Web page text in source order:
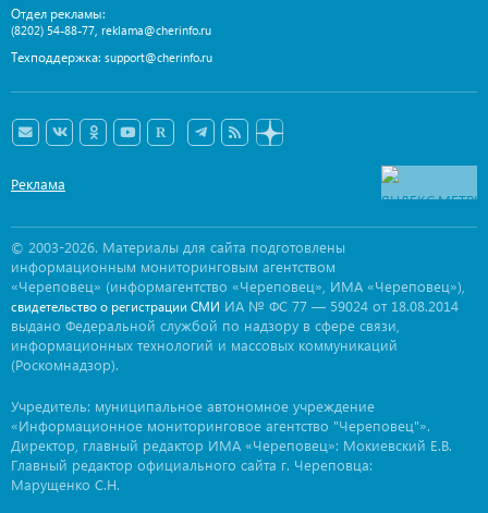
Отдел рекламы:
(8202) 54-88-77 reklama@cherinfo.ru
Техподдержка: support@cherinfo.ru
Реклама
© 2003-2026. Материалы для сайта подготовлены
информационным мониторинговым агентством
«Череповец» (информагентство «Череповец», ИМА «Череповец»),
свидетельство о регистрации СМИ ИА № ФС 77 — 59024 от 18.08.2014
выдано Федеральной службой по надзору в сфере связи,
информационных технологий и массовых коммуникаций
(Роскомнадзор).
Учредитель: муниципальное автономное учреждение
«Информационное мониторинговое агентство "Череповец"».
Директор, главный редактор ИМА «Череповец»: Мокиевский Е.В.
Главный редактор официального сайта г. Череповца:
Марущенко С.Н.